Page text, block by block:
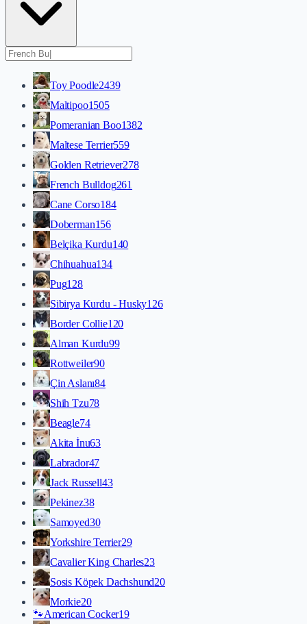
Toy Poodle2439
Maltipoo1505
Pomeranian Boo1382
Maltese Terrier559
Golden Retriever278
French Bulldog261
Cane Corso184
Doberman156
Belçika Kurdu140
Chihuahua134
Pug128
Sibirya Kurdu - Husky126
Border Collie120
Alman Kurdu99
Rottweiler90
Çin Aslanı84
Shih Tzu78
Beagle74
Akita İnu63
Labrador47
Jack Russell43
Pekinez38
Samoyed30
Yorkshire Terrier29
Cavalier King Charles23
Sosis Köpek Dachshund20
Morkie20
🐾American Cocker19